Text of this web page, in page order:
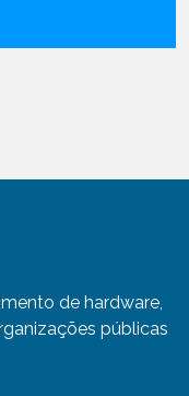
de hardware,
públicas